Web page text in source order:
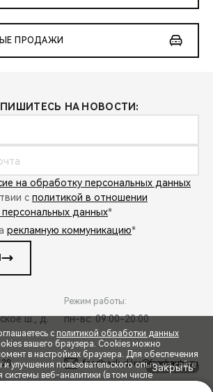
ПРОДАЖИ
НА НОВОСТИ:
на обработку персональных данных
с политикой в отношении
данных*
рекламную коммуникацию*
ш., д.
Режим работы:
пн-вс: 09:00-20:00
feedback_diler@freshauto.ru
с политикой обработки данных
вашего браузера. Cookies можно
в настройках браузера. Для обеспечения
улучшения пользовательского опыта на сайте
системы веб-аналитики (в том числе
Закрыть